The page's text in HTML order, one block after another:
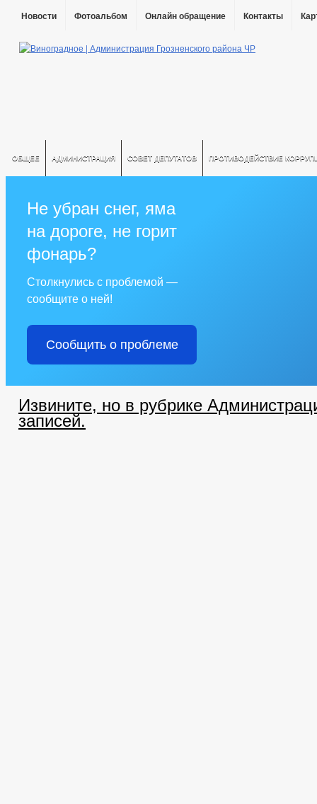
Новости Фотоальбом Онлайн обращение Контакты
ОБЩЕЕ АДМИНИСТРАЦИЯ СОВЕТ ДЕПУТАТОВ ПРОТИВОДЕЙСТВИЕ
Не убран снег, яма
на дороге, не горит
фонарь?
Столкнулись с проблемой —
сообщите о ней!
Сообщить о проблеме
Извините, но в рубрике
записей.